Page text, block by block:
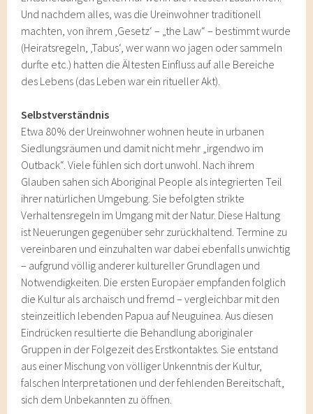
Und nachdem alles, was die Ureinwohner traditionell
machten, von ihrem ‚Gesetz‘ – „the Law“ – bestimmt wurde
(Heiratsregeln, ‚Tabus‘, wer wann wo jagen oder sammeln
durfte etc.) hatten die Ältesten Einfluss auf alle Bereiche
des Lebens (das Leben war ein ritueller Akt).
Selbstverständnis
Etwa 80% der Ureinwohner wohnen heute in urbanen
Siedlungsräumen und damit nicht mehr „irgendwo im
Outback“. Viele fühlen sich dort unwohl. Nach ihrem
Glauben sahen sich Aboriginal People als integrierten Teil
ihrer natürlichen Umgebung. Sie befolgten strikte
Verhaltensregeln im Umgang mit der Natur. Diese Haltung
ist Neuerungen gegenüber sehr zurückhaltend. Termine zu
vereinbaren und einzuhalten war dabei ebenfalls unwichtig
– aufgrund völlig anderer kultureller Grundlagen und
Notwendigkeiten. Die ersten Europäer empfanden folglich
die Kultur als archaisch und fremd – vergleichbar mit den
steinzeitlich lebenden Papua auf Neuguinea. Aus diesen
Eindrücken resultierte die Behandlung aboriginaler
Gruppen in der Folgezeit des Erstkontaktes. Sie entstand
aus einer Mischung von völliger Unkenntnis der Kultur,
falschen Interpretationen und der fehlenden Bereitschaft,
sich dem Unbekannten zu öffnen.